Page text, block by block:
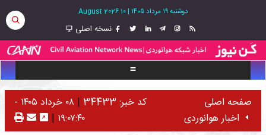
دوشنبه ۱۹ مرداد ۱۴۰۵ |
10 August 2026
نسخه اصلی
صفحه اصلی
اخبار هوانوردی
کد خبر: 34433 |
۰۸ خرداد ۱۴۰۵ -
۱۹:۰۷:۴۰ |